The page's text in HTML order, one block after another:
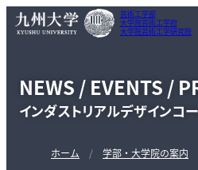
芸術工学部
大学院芸術工学府
大学院芸術工学研究院
NEWS / EVENTS /
インダストリアルデザインコ
ホーム 学部・大学院の案内